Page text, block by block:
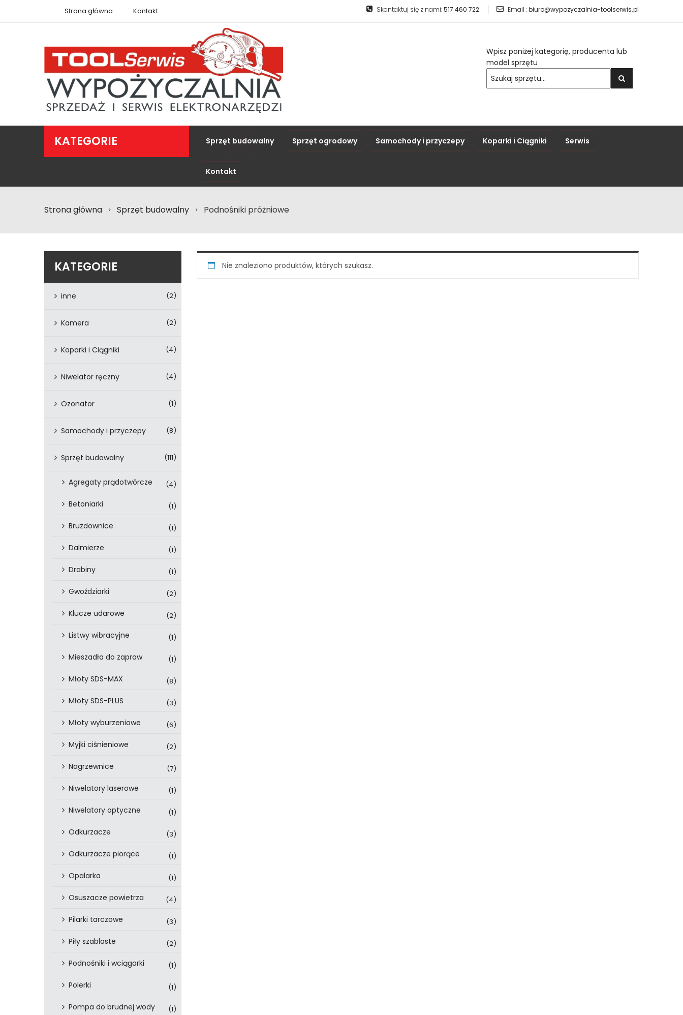
Strona główna Kontakt Skontaktuj się z nami:517 460 722 Email :biuro@wypozyczalnia-toolserwis.pl
Wpisz poniżej kategorię, producenta lub
model sprzętu
KATEGORIE Sprzęt budowalny Sprzęt ogrodowy Samochody i przyczepy Koparki i Ciągniki Serwis
Kontakt
Strona główna > Sprzęt budowalny > Podnośniki próżniowe
Nie znaleziono produktów, których szukasz.
KATEGORIE
inne (2)
Kamera (2)
Koparki i Ciągniki (4)
Niwelator ręczny (4)
Ozonator (1)
Samochody i przyczepy (8)
Sprzęt budowalny (111)
Agregaty prądotwórcze (4)
Betoniarki (1)
Bruzdownice (1)
Dalmierze (1)
Drabiny (1)
Gwoździarki (2)
Klucze udarowe (2)
Listwy wibracyjne (1)
Mieszadła do zapraw (1)
Młoty SDS-MAX (8)
Młoty SDS-PLUS (3)
Młoty wyburzeniowe (6)
Myjki ciśnieniowe (2)
Nagrzewnice (7)
Niwelatory laserowe (1)
Niwelatory optyczne (1)
Odkurzacze (3)
Odkurzacze piorące (1)
Opalarka (1)
Osuszacze powietrza (4)
Pilarki tarczowe (3)
Piły szablaste (2)
Podnośniki i wciągarki (1)
Polerki (1)
Pompa do brudnej wody (1)